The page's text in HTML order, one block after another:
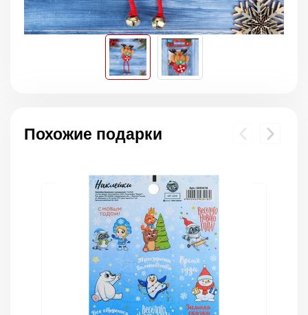
Похожие подарки